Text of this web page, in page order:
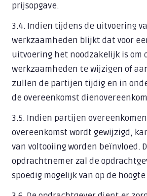
prijsopgave.
3.4. Indien tijdens de uitvoering
werkzaamheden blijkt dat voor
uitvoering het noodzakelijk is om
werkzaamheden te wijzigen of
zullen de partijen tijdig en in
de overeenkomst
3.5. Indien partijen
overeenkomst wordt gewijzigd,
van voltooiing worden beïnvloed.
opdrachtnemer zal de
spoedig mogelijk van op de